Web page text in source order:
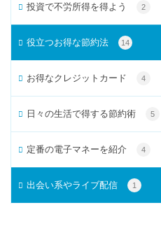
投資で不労所得を得よう 2
役立つお得な節約法 14
お得なクレジットカード 4
日々の生活で得する節約術 5
定番の電子マネーを紹介 4
出会い系やライブ配信 1